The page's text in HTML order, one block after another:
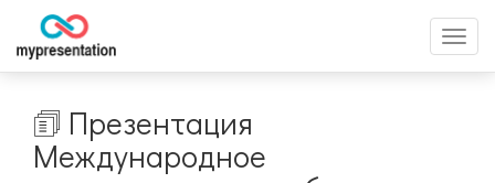
меню
🗊 Презентация
Международное